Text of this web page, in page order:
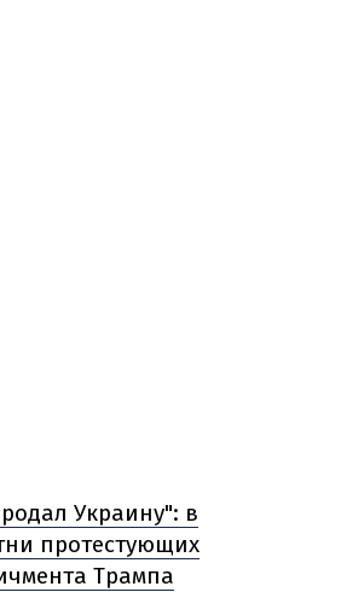
Украину": в
протестующих
Трампа